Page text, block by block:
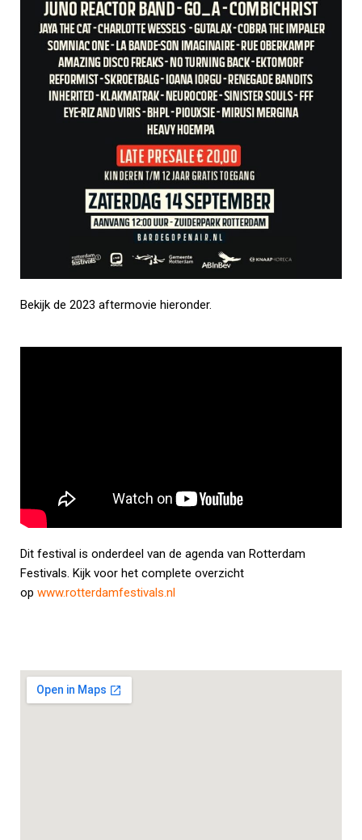
Bekijk de 2023 aftermovie hieronder.
Dit festival is onderdeel van de agenda van Rotterdam
Festivals. Kijk voor het complete overzicht
op www.rotterdamfestivals.nl